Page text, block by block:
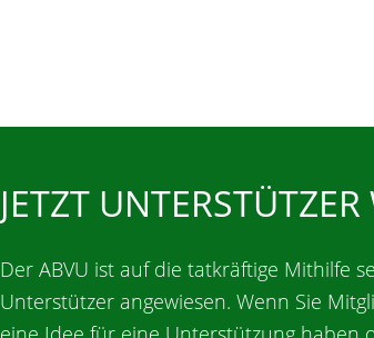
JETZT
Der ABVU ist auf die tatkräftige Mithilfe
Unterstützer angewiesen. Wenn Sie